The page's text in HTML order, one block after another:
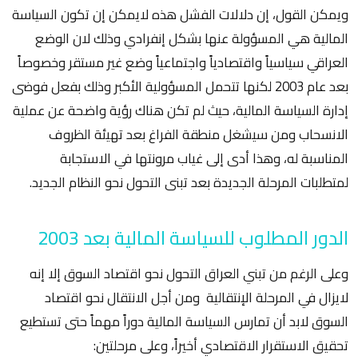
ويمكن القول، إن دلالات الفشل هذه لايمكن إن تكون السياسة
المالية هي المسؤولة عنها بشكل إنفرادي وذلك لان الوضع
العراقي سياسياً واقتصادياً واجتماعياً وضع غير مستقر وخصوصاً
بعد عام 2003 لكنها تتحمل المسؤولية الأكبر وذلك بفعل فوضى
إدارة السياسة المالية، حيث لم تكن هناك رؤية واضحة عن عملية
الانسحاب ومن سيشغل منطقة الفراغ بعد تهيئة الظروف
المناسبة له، وهذا أدى إلى غياب مرونتها في الاستجابة
لمتطلبات المرحلة الجديدة بعد تبنى التحول نحو النظام الجديد.
الدور المطلوب للسياسة المالية بعد 2003
وعلى الرغم من تبني العراق التحول نحو اقتصاد السوق إلا إنه
لايزال في المرحلة الإنتقالية ومن أجل الانتقال نحو اقتصاد
السوق لابد أن تمارس السياسة المالية دوراً مهماً حتى تستطيع
تحقيق الاستقرار الاقتصادي أخيراً، وعلى مرحلتين: